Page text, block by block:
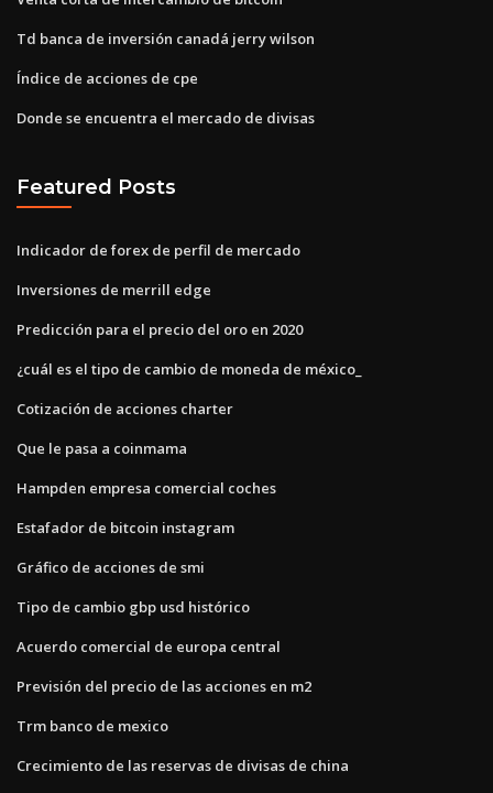
Td banca de inversión canadá jerry wilson
Índice de acciones de cpe
Donde se encuentra el mercado de divisas
Featured Posts
Indicador de forex de perfil de mercado
Inversiones de merrill edge
Predicción para el precio del oro en 2020
¿cuál es el tipo de cambio de moneda de méxico_
Cotización de acciones charter
Que le pasa a coinmama
Hampden empresa comercial coches
Estafador de bitcoin instagram
Gráfico de acciones de smi
Tipo de cambio gbp usd histórico
Acuerdo comercial de europa central
Previsión del precio de las acciones en m2
Trm banco de mexico
Crecimiento de las reservas de divisas de china